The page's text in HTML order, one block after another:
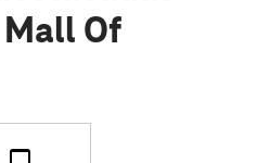
Of